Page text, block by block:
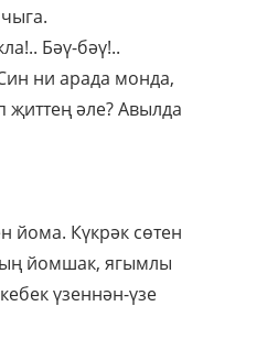
Бәү-бәү!..
ни арада монда,
җиттең әле? Авылда
йома. Күкрәк сөтен
йомшак, ягымлы
үзеннән-үзе